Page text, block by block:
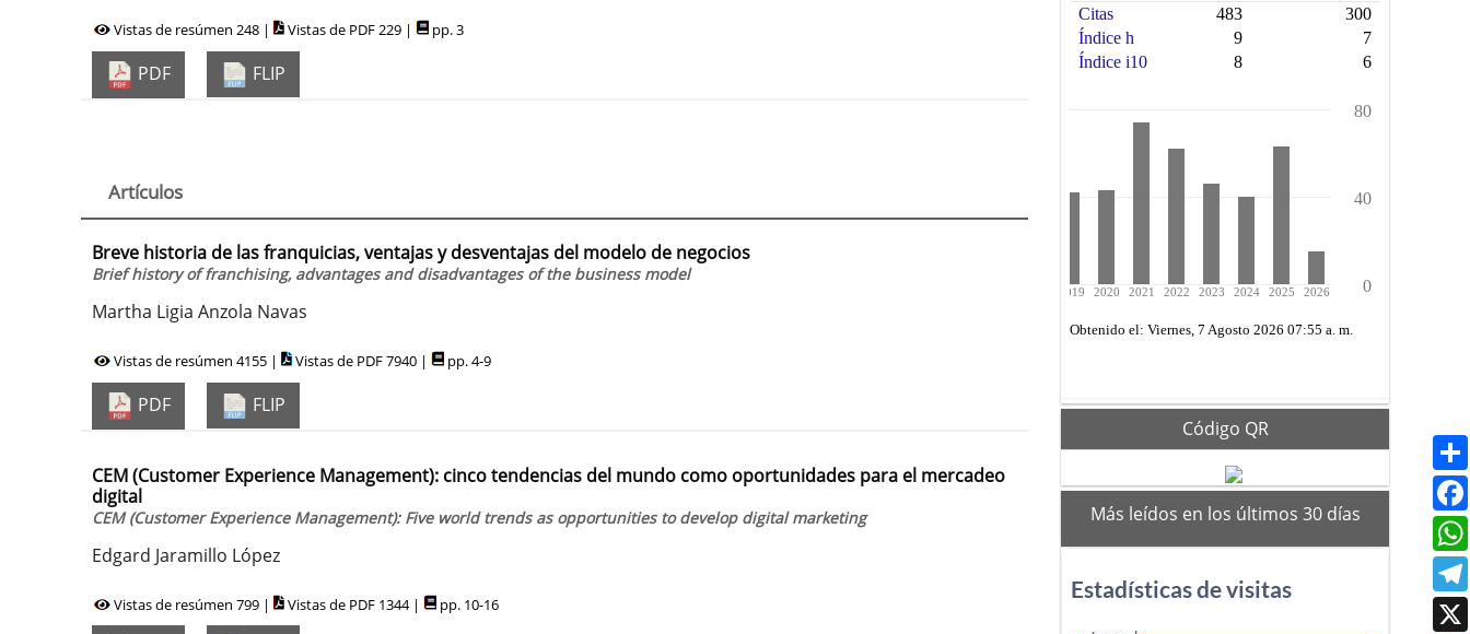
Vistas de resúmen 248 | Vistas de PDF 229 | pp. 3
PDF FLIP
Artículos
Breve historia de las franquicias, ventajas y desventajas del modelo de negocios
Brief history of franchising, advantages and disadvantages of the business model
Martha Ligia Anzola Navas
Vistas de resúmen 4155 | Vistas de PDF 7940 | pp. 4-9
PDF FLIP
CEM (Customer Experience Management): cinco tendencias del mundo como oportunidades para el mercadeo
digital
CEM (Customer Experience Management): Five world trends as opportunities to develop digital marketing
Edgard Jaramillo López
Vistas de resúmen 799 | Vistas de PDF 1344 | pp. 10-16
Código QR
mas-
vistos
Más leídos en los últimos 30 días